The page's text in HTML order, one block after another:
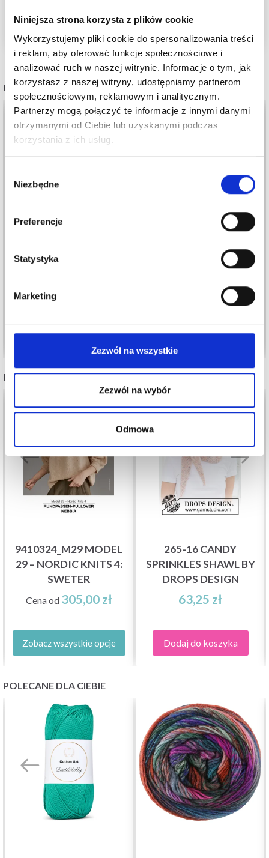
Niniejsza strona korzysta z plików cookie
Wykorzystujemy pliki cookie do spersonalizowania treści
i reklam, aby oferować funkcje społecznościowe i
analizować ruch w naszej witrynie. Informacje o tym, jak
korzystasz z naszej witryny, udostępniamy partnerom
społecznościowym, reklamowym i analitycznym.
Partnerzy mogą połączyć te informacje z innymi danymi
otrzymanymi od Ciebie lub uzyskanymi podczas
korzystania z ich usług.
zgody
Niezbędne
Preferencje
Statystyka
Marketing
Zezwól na wszystkie
Zezwól na wybór
Odmowa
POPULARNE ALTERNATYWY
JÄRBO ALPE
Zobacz wszystkie opcje
JÄRBO YLLE
Zobacz wszystkie opcje
INNI TEŻ WIDZIELI
9410324_M29 MODEL
29 – NORDIC KNITS 4:
SWETER
Cena od 305,00 zł
Zobacz wszystkie opcje
265-16 CANDY
SPRINKLES SHAWL BY
DROPS DESIGN
63,25 zł
Dodaj do koszyka
POLECANE DLA CIEBIE